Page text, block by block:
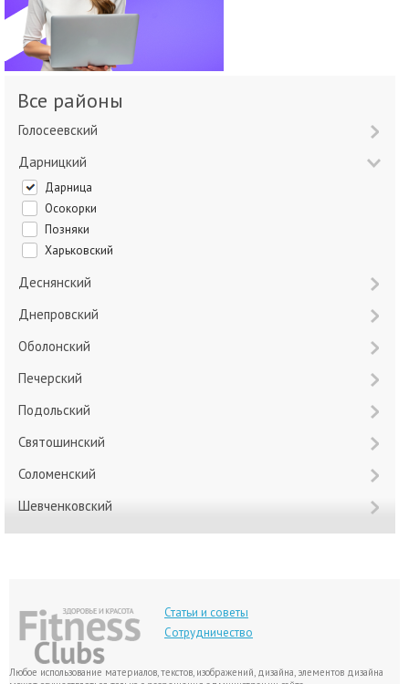
Все районы
Голосеевский
Дарницкий
Дарница
Осокорки
Позняки
Харьковский
Деснянский
Днепровский
Оболонский
Печерский
Подольский
Святошинский
Соломенский
Шевченковский
Статьи и советы
Сотрудничество
Любое использование материалов, текстов, изображений, дизайна, элементов дизайна